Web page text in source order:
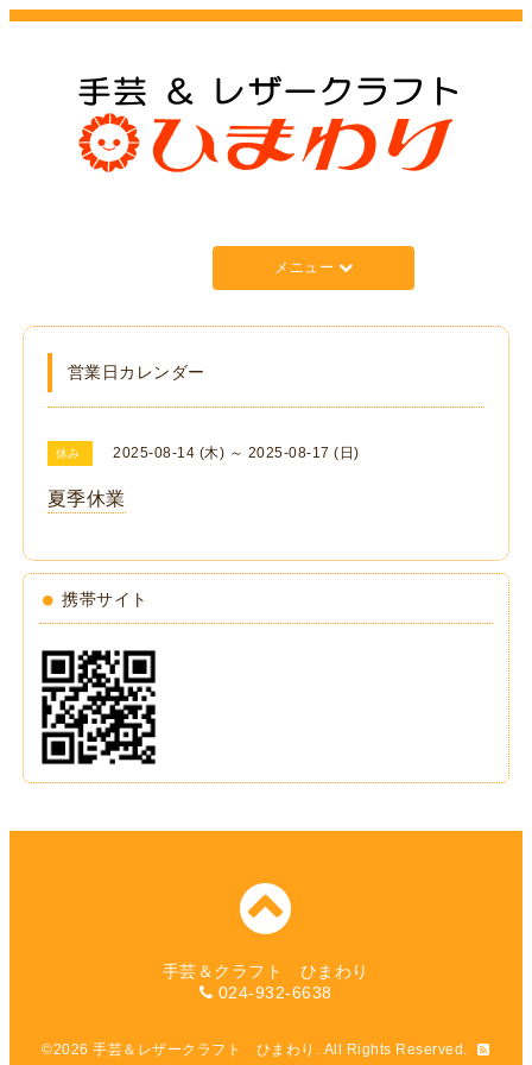
メニュー
営業日カレンダー
休み 2025-08-14 (木) ～ 2025-08-17 (日)
夏季休業
携帯サイト
手芸＆クラフト ひまわり
024-932-6638
©2026手芸＆レザークラフト ひまわり . All Rights Reserved.